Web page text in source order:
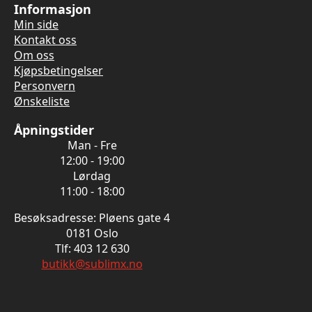
Informasjon
Min side
Kontakt oss
Om oss
Kjøpsbetingelser
Personvern
Ønskeliste
Åpningstider
Man - Fre
12:00 - 19:00
Lørdag
11:00 - 18:00
Besøksadresse: Pløens gate 4
0181 Oslo
Tlf: 403 12 630
butikk@sublimx.no